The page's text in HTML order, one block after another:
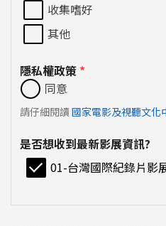
收集嗜好
其他
隱私權政策 *
同意
請仔細閱讀 國家電影及視聽文化
是否想收到最新影展資訊?
01-台灣國際紀錄片影